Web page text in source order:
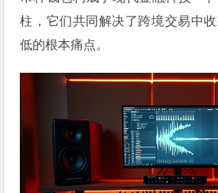
柱，它们共同解决了跨境交易中
低的根本痛点。